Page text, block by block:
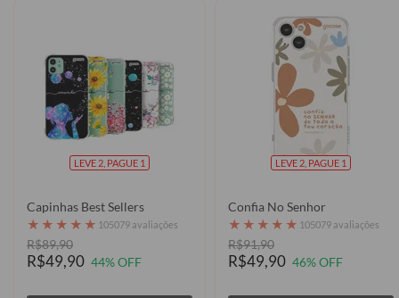
LEVE 2, PAGUE 1
Capinhas Best Sellers
★ ★ ★ ★ ★ 105079 avaliações
R$89,90
R$49,90 44% OFF
LEVE 2, PAGUE 1
Confia No Senhor
★ ★ ★ ★ ★ 105079 avaliações
R$91,90
R$49,90 46% OFF